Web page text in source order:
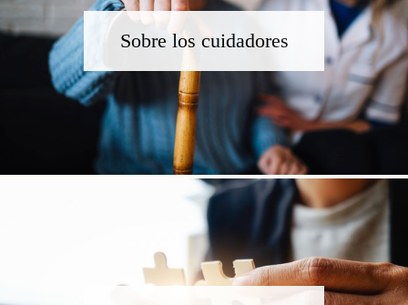
Sobre los cuidadores